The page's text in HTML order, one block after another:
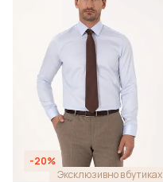
-20%
Эксклюзивно в бутиках